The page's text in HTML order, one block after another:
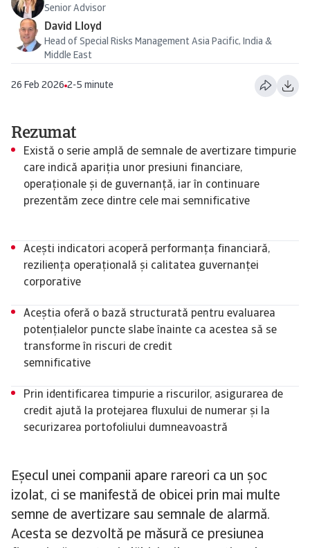
Senior Advisor
David Lloyd
Head of Special Risks Management Asia Pacific, India &
Middle East
26 Feb 2026 2-5 minute
Eșecul unei companii apare rareori ca un șoc
izolat, ci se manifestă de obicei prin mai multe
semne de avertizare sau semnale de alarmă.
Acesta se dezvoltă pe măsură ce presiunea
Rezumat
Există o serie amplă de semnale de avertizare timpurie
care indică apariția unor presiuni financiare,
operaționale și de guvernanță, iar în continuare
prezentăm zece dintre cele mai semnificative
Acești indicatori acoperă performanța financiară,
reziliența operațională și calitatea guvernanței
corporative
Aceștia oferă o bază structurată pentru evaluarea
potențialelor puncte slabe înainte ca acestea să se
transforme în riscuri de credit
semnificative
Prin identificarea timpurie a riscurilor, asigurarea de
credit ajută la protejarea fluxului de numerar și la
securizarea portofoliului dumneavoastră